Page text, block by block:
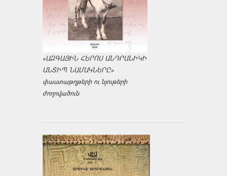
«ԱԶԳԱՅԻՆ ՀԵՐՈՍ ԱՆԴՐԱՆԻԿԻ
ԱՆՏԻՊ ՆԱՄԱԿՆԵՐԸ»
փաստաթղթերի ու նյութերի
ժողովածուն